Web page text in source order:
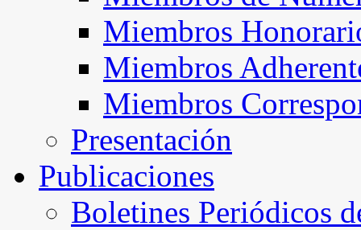
Miembros
Miembros
Miembros
Presentación
Publicaciones
Boletines Periódicos